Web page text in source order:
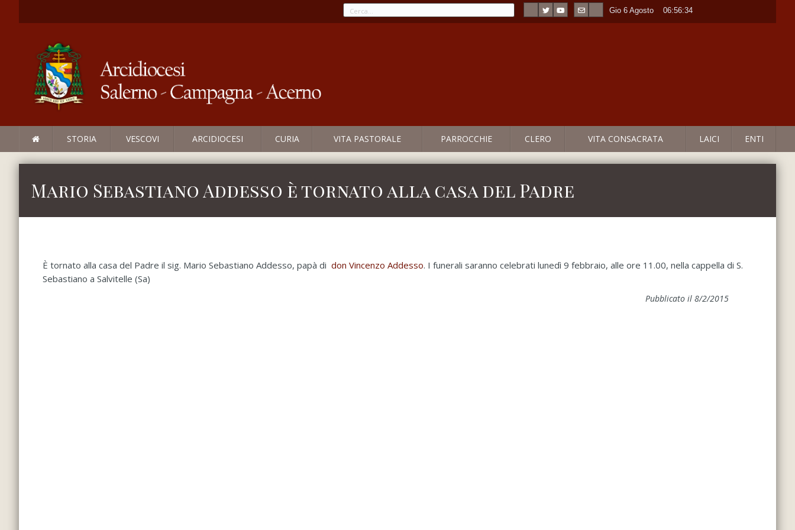
Gio 6 Agosto ----06:56:34
STORIA VESCOVI ARCIDIOCESI CURIA VITA PASTORALE PARROCCHIE CLERO VITA CONSACRATA LAICI ENTI
Mario Sebastiano Addesso è tornato alla casa del Padre
È tornato alla casa del Padre il sig. Mario Sebastiano Addesso, papà di don Vincenzo Addesso. I funerali saranno celebrati lunedì 9 febbraio, alle ore 11.00, nella cappella di S.
Sebastiano a Salvitelle (Sa)
Pubblicato il 8/2/2015